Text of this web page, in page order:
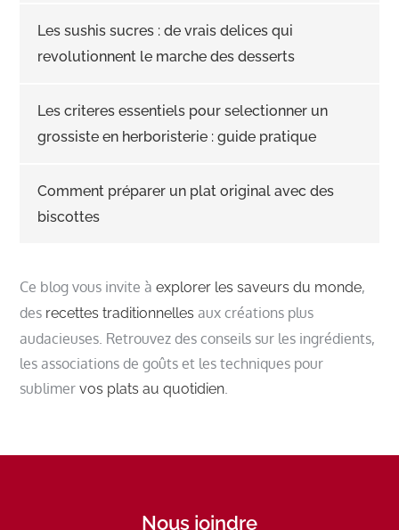
Les sushis sucres : de vrais delices qui
revolutionnent le marche des desserts
Les criteres essentiels pour selectionner un
grossiste en herboristerie : guide pratique
Comment préparer un plat original avec des
biscottes
Ce blog vous invite àexplorer les saveurs du monde,
des recettes traditionnelles aux créations plus
audacieuses. Retrouvez des conseils sur les ingrédients,
les associations de goûts et les techniques pour
sublimervos plats au quotidien.
Nous joindre